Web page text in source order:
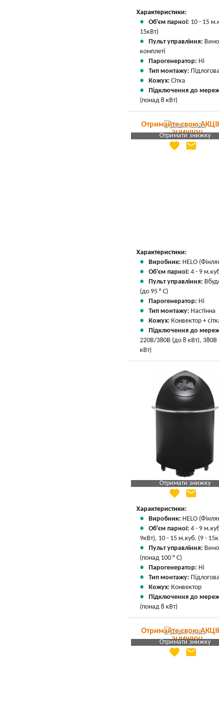
Характеристики:
Об'єм парної: 10 - 15
15кВт)
Пульт управління:
комплеті
Парогенератор: Ні
Тип монтажу:
Кожух: Сітка
Підключення до
(понад 8 кВт)
Отримайте свою
ЗНИЖКУ!
Отримати знижку
Яка Ваша ціна
favorite email
Характеристики:
Виробник: HELO
Об'єм парної: 4 - 9
Пульт управління:
(до 95 ° С)
Парогенератор: Ні
Тип монтажу: Настінна
Кожух: Конвектор +
Підключення до
220В/380В (до 8 кВт), 380В
кВт)
Отримати знижку
Яка Ваша ціна
Вказати мою ціну
favorite email
Характеристики:
Виробник: HELO
Об'єм парної: 4 - 9
9кВт), 10 - 15 м.куб. (9 -
Пульт управління:
(понад 100 ° С)
Парогенератор: Ні
Тип монтажу:
Кожух: Конвектор
Підключення до
(понад 8 кВт)
Отримайте свою
ЗНИЖКУ!
Отримати знижку
Яка Ваша ціна
favorite email